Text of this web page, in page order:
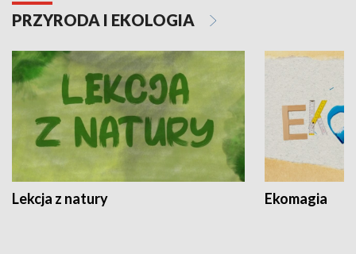
PRZYRODA I EKOLOGIA
Lekcja z natury Ekomagia